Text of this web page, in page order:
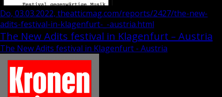
Do, 03.03.2022, theatticmag.com/reports/2427/the-new-
adits-festival-in-klagenfurt-_-austria.html
The New Adits festival in Klagenfurt – Austria
The New Adits festival in Klagenfurt - Austria